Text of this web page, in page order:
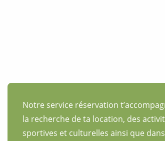
Appartement 7 personnes - La Clapière
Appartement 6 personnes - La Frisanfave
Notre service réservation
la recherche de ta location, des
sportives et culturelles ainsi que